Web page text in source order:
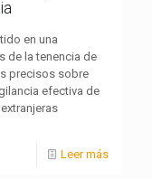
en una
de la tenencia de
precisos sobre
efectiva de
Leer más